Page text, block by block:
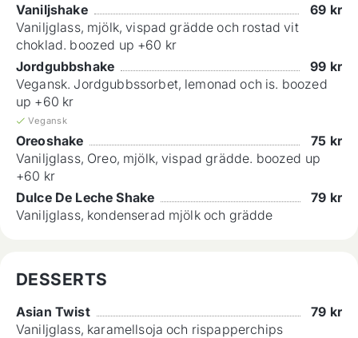
Vaniljshake 69 kr
Vaniljglass, mjölk, vispad grädde och rostad vit
choklad. boozed up +60 kr
Jordgubbshake
99 kr
Vegansk. Jordgubbssorbet, lemonad och is. boozed
up +60 kr
Vegansk
Oreoshake 75 kr
Vaniljglass, Oreo, mjölk, vispad grädde. boozed up
+60 kr
Dulce De Leche Shake
79 kr
Vaniljglass, kondenserad mjölk och grädde
DESSERTS
Asian Twist 79 kr
Vaniljglass, karamellsoja och rispapperchips